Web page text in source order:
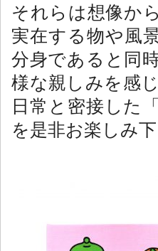
それらは想像か
実在する物や風
分身であると同
様な親しみを感
日常と密接した
を是非お楽しみ下